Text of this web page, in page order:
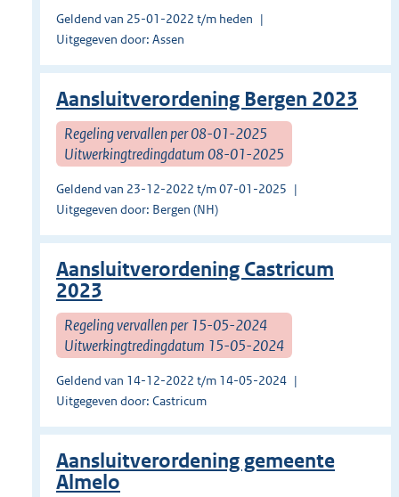
Geldend van 25-01-2022 t/m heden
Uitgegeven door: Assen
Aansluitverordening Bergen 2023
Regeling vervallen per 08-01-2025
Uitwerkingtredingdatum 08-01-2025
Geldend van 23-12-2022 t/m 07-01-2025
Uitgegeven door: Bergen (NH)
Aansluitverordening Castricum
2023
Regeling vervallen per 15-05-2024
Uitwerkingtredingdatum 15-05-2024
Geldend van 14-12-2022 t/m 14-05-2024
Uitgegeven door: Castricum
Aansluitverordening gemeente
Almelo